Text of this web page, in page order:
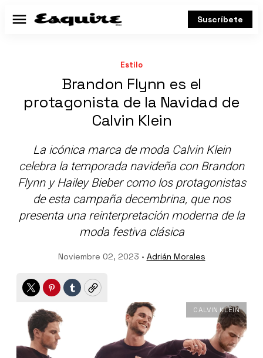
Menú Suscríbete
Estilo
Brandon Flynn es el
protagonista de la Navidad de
Calvin Klein
La icónica marca de moda Calvin Klein
celebra la temporada navideña con Brandon
Flynn y Hailey Bieber como los protagonistas
de esta campaña decembrina, que nos
presenta una reinterpretación moderna de la
moda festiva clásica
Noviembre 02, 2023 • Adrián Morales
TwitterPinterest
TumblrCopy
CALVIN KLEIN